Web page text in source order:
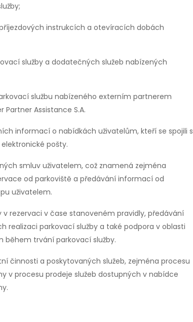
instrukcích a otevíracích dobách
služby a dodatečných služeb nabízených
službu nabízeného externím partnerem
Assistance S.A.
informací o nabídkách uživatelům, kteří se spojili s
pošty.
smluv uživatelem, což znamená zejména
od parkoviště a předávání informací od
uživatelem.
rezervaci v čase stanoveném pravidly, předávání
realizaci parkovací služby a také podpora v oblasti
během trvání parkovací služby.
činnosti a poskytovaných služeb, zejména procesu
v procesu prodeje služeb dostupných v nabídce